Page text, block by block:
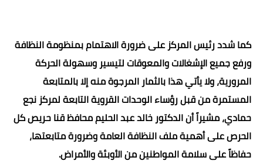
كما شدد رئيس المركز على ضرورة الاهتمام بمنظومة النظافة
ورفع جميع الإشغالات والمعوقات لتيسير وسهولة الحركة
المرورية، ولا يأتي هذا بالثمار المرجوة منه إلا بالمتابعة
المستمرة من قبل رؤساء الوحدات القروية التابعة لمركز نجع
حمادي، مشيراً أن الدكتور خالد عبد الحليم محافظ قنا حريص كل
الحرص على أهمية ملف النظافة العامة وضرورة متابعتها،
حفاظاً على سلامة المواطنين من الأوبئة والأمراض.